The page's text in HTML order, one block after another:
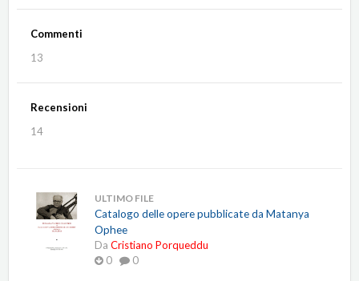
Commenti
13
Recensioni
14
ULTIMO FILE
Catalogo delle opere pubblicate da Matanya
Ophee
Da Cristiano Porqueddu
0
0